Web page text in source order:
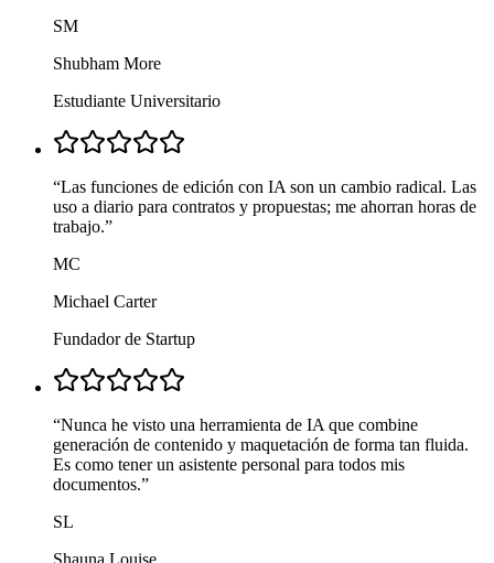
SM
Shubham More
Estudiante Universitario
“Las funciones de edición con IA son un cambio radical. Las
uso a diario para contratos y propuestas; me ahorran horas de
trabajo.”
MC
Michael Carter
Fundador de Startup
“Nunca he visto una herramienta de IA que combine
generación de contenido y maquetación de forma tan fluida.
Es como tener un asistente personal para todos mis
documentos.”
SL